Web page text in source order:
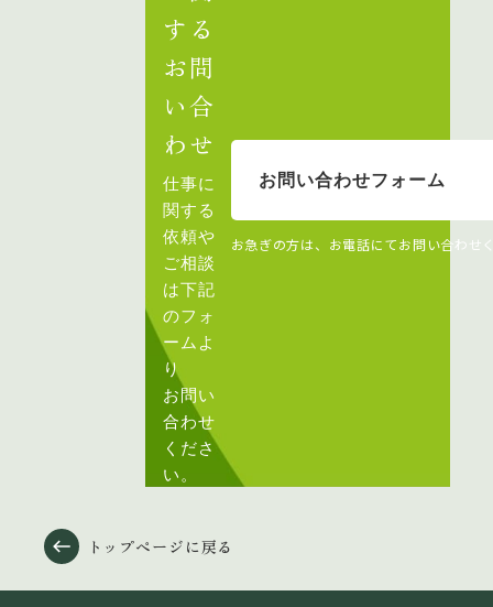
する
お問
い合
わせ
仕事に
関する
依頼や
ご相談
は下記
のフォ
ームよ
り
お問い
合わせ
くださ
い。
お問い合わせフォーム
お急ぎの方は、お電話にてお問い合わせ
トップページに戻る